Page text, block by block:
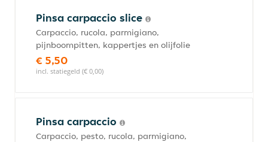
Pinsa carpaccio slice
Carpaccio, rucola, parmigiano,
pijnboompitten, kappertjes en olijfolie
€ 5,50
incl. statiegeld (€ 0,00)
Pinsa carpaccio
Carpaccio, pesto, rucola, parmigiano,